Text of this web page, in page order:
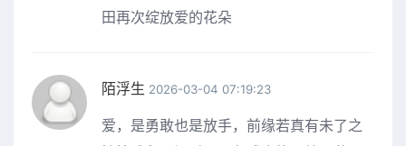
田再次绽放爱的花朵
陌浮生 2026-03-04 07:19:23
爱，是勇敢也是放手，前缘若真有未了之